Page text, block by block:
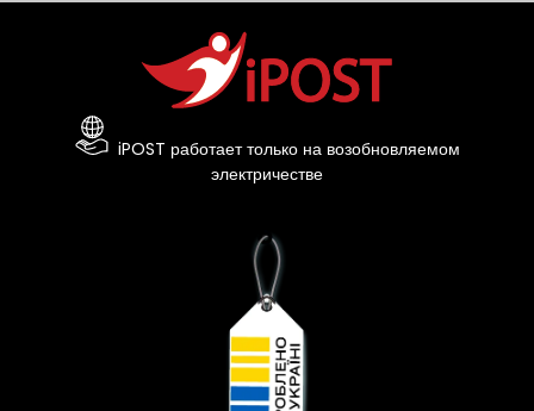
iPOST работает только на возобновляемом
электричестве